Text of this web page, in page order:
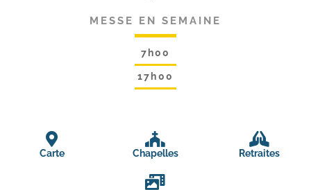
MESSE EN SEMAINE
7h00
17h00
Carte Chapelles Retraites